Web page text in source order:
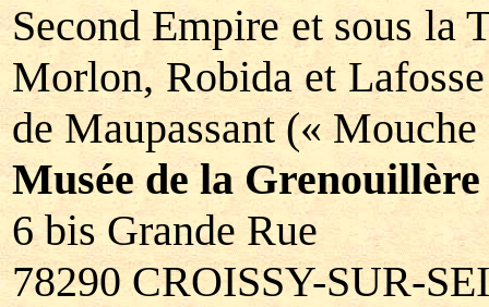
Second Empire et sous la
Morlon, Robida et
de Maupassant («
Musée de la Grenouillère
6 bis Grande Rue
78290 CROISSY-SUR-